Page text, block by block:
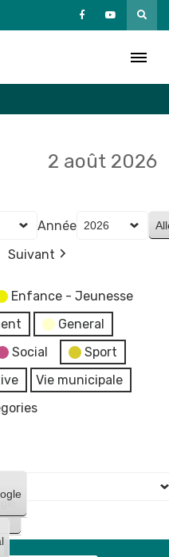
2 août 2026
Année
Suivant
Enfance - Jeunesse
General
Social
Sport
Vie municipale